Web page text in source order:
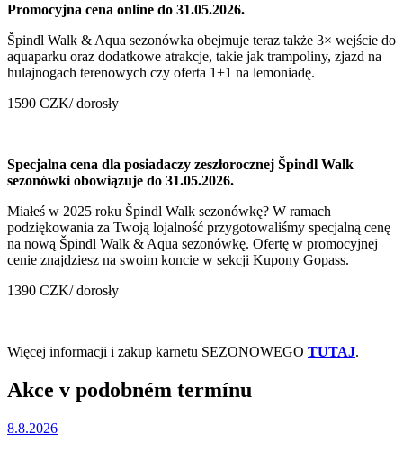
Promocyjna cena online do 31.05.2026.
Špindl Walk & Aqua sezonówka obejmuje teraz także 3× wejście do
aquaparku oraz dodatkowe atrakcje, takie jak trampoliny, zjazd na
hulajnogach terenowych czy oferta 1+1 na lemoniadę.
1590 CZK/ dorosły
Specjalna cena dla posiadaczy zeszłorocznej Špindl Walk
sezonówki obowiązuje do 31.05.2026.
Miałeś w 2025 roku Špindl Walk sezonówkę? W ramach
podziękowania za Twoją lojalność przygotowaliśmy specjalną cenę
na nową Špindl Walk & Aqua sezonówkę. Ofertę w promocyjnej
cenie znajdziesz na swoim koncie w sekcji Kupony Gopass.
1390 CZK/ dorosły
Więcej informacji i zakup karnetu SEZONOWEGO TUTAJ.
Akce v podobném termínu
8.8.2026